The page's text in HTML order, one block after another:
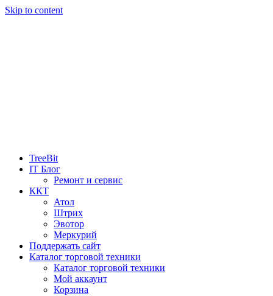
Skip to content
TreeBit
IT Блог
Ремонт и сервис
ККТ
Атол
Штрих
Эвотор
Меркурий
Поддержать сайт
Каталог торговой техники
Каталог торговой техники
Мой аккаунт
Корзина